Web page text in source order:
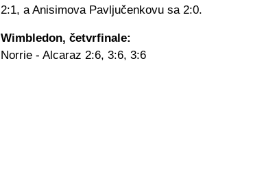
2:1, a Anisimova Pavljučenkovu sa 2:0.
Wimbledon, četvrfinale:
Norrie - Alcaraz 2:6, 3:6, 3:6